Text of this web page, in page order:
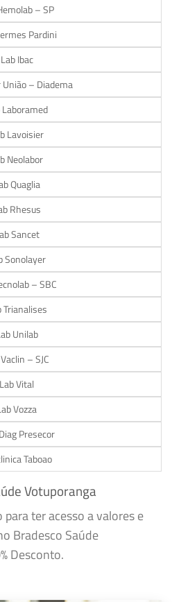
– SP
Pardini
Lab Ibac
União – Diadema
Laboramed
Lavoisier
Neolabor
Quaglia
Rhesus
Sancet
Sonolayer
– SBC
Trianalises
Unilab
– SJC
Lab Vital
Vozza
Presecor
Taboao
Votuporanga
ter acesso a valores e
Bradesco Saúde
Desconto.